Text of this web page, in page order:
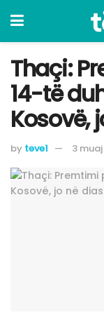
Thaçi:
14-të
Kosovë,
by teve1 3